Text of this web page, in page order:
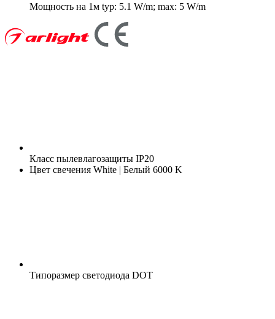
Мощность на 1м typ: 5.1 W/m; max: 5 W/m
Класс пылевлагозащиты IP20
Цвет свечения White | Белый 6000 K
Типоразмер светодиода DOT